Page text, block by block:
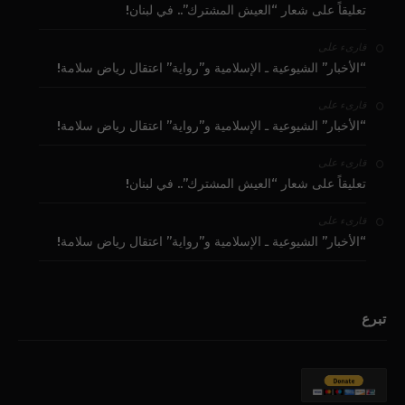
تعليقاً على شعار “العيش المشترك”.. في لبنان!
قارىء على
“الأخبار” الشيوعية ـ الإسلامية و”رواية” اعتقال رياض سلامة!
قارىء على
“الأخبار” الشيوعية ـ الإسلامية و”رواية” اعتقال رياض سلامة!
قارىء على
تعليقاً على شعار “العيش المشترك”.. في لبنان!
قارىء على
“الأخبار” الشيوعية ـ الإسلامية و”رواية” اعتقال رياض سلامة!
تبرع